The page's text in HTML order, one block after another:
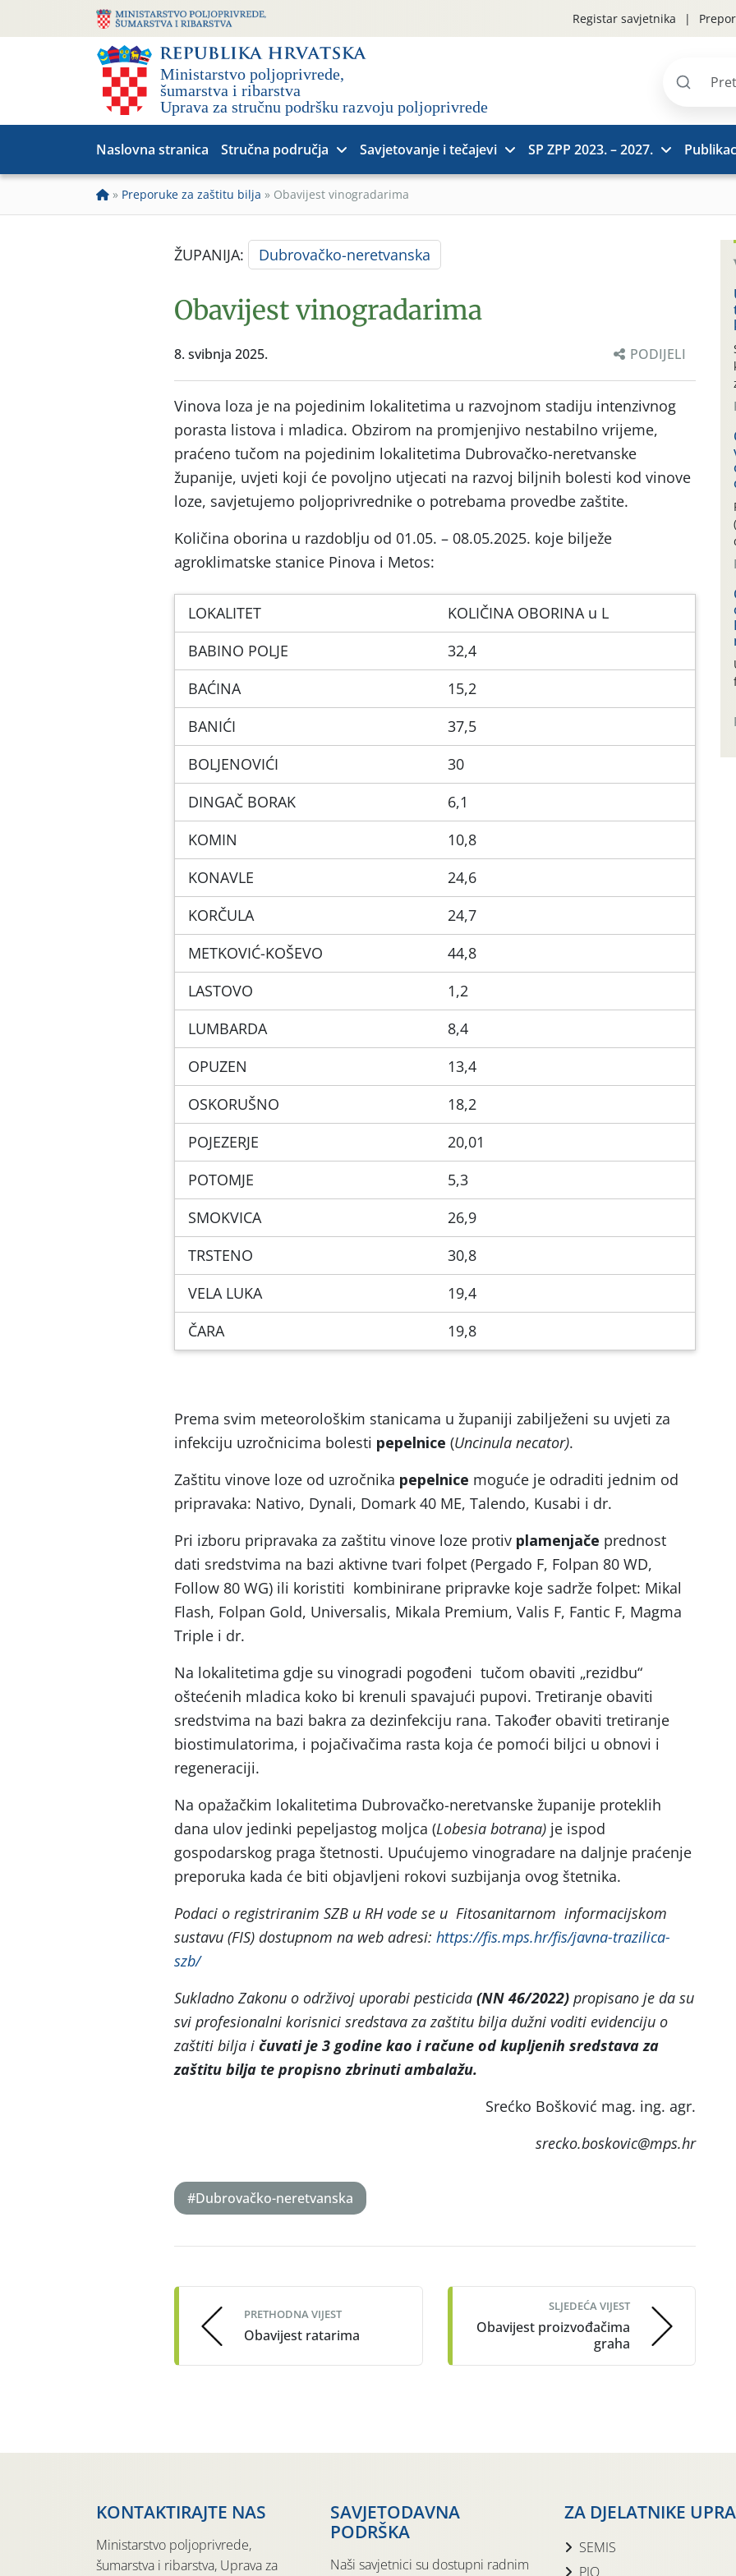
Registar savjetnika
Pretraži
Naslovna stranica Stručna područja Savjetovanje i tečajevi SP ZPP 2023. – 2027.
» Preporuke za zaštitu bilja » Obavijest vinogradarima
ŽUPANIJA: Dubrovačko-neretvanska
Obavijest vinogradarima
8. svibnja 2025. PODIJELI
Vinova loza je na pojedinim lokalitetima u razvojnom stadiju intenzivnog
porasta listova i mladica. Obzirom na promjenjivo nestabilno vrijeme,
praćeno tučom na pojedinim lokalitetima Dubrovačko-neretvanske
županije, uvjeti koji će povoljno utjecati na razvoj biljnih bolesti kod vinove
loze, savjetujemo poljoprivrednike o potrebama provedbe zaštite.
Količina oborina u razdoblju od 01.05. – 08.05.2025. koje bilježe
agroklimatske stanice Pinova i Metos:
LOKALITET
KOLIČINA OBORINA u L
BABINO POLJE
32,4
BAĆINA
15,2
BANIĆI
37,5
BOLJENOVIĆI
30
DINGAČ BORAK
6,1
KOMIN
10,8
KONAVLE
24,6
KORČULA
24,7
METKOVIĆ-KOŠEVO
44,8
LASTOVO
1,2
LUMBARDA
8,4
OPUZEN
13,4
OSKORUŠNO
18,2
POJEZERJE
20,01
POTOMJE
5,3
SMOKVICA
26,9
TRSTENO
30,8
VELA LUKA
19,4
ČARA
19,8
Prema svim meteorološkim stanicama u županiji zabilježeni su uvjeti za
infekciju uzročnicima bolesti pepelnice (Uncinula necator).
Zaštitu vinove loze od uzročnika pepelnice moguće je odraditi jednim od
pripravaka: Nativo, Dynali, Domark 40 ME, Talendo, Kusabi i dr.
Pri izboru pripravaka za zaštitu vinove loze protiv plamenjače prednost
dati sredstvima na bazi aktivne tvari folpet (Pergado F, Folpan 80 WD,
Follow 80 WG) ili koristiti kombinirane pripravke koje sadrže folpet: Mikal
Flash, Folpan Gold, Universalis, Mikala Premium, Valis F, Fantic F, Magma
Triple i dr.
Na lokalitetima gdje su vinogradi pogođeni tučom obaviti „rezidbu“
oštećenih mladica koko bi krenuli spavajući pupovi. Tretiranje obaviti
sredstvima na bazi bakra za dezinfekciju rana. Također obaviti tretiranje
biostimulatorima, i pojačivačima rasta koja će pomoći biljci u obnovi i
regeneraciji.
Na opažačkim lokalitetima Dubrovačko-neretvanske županije proteklih
dana ulov jedinki pepeljastog moljca (Lobesia botrana) je ispod
gospodarskog praga štetnosti. Upućujemo vinogradare na daljnje praćenje
preporuka kada će biti objavljeni rokovi suzbijanja ovog štetnika.
Podaci o registriranim SZB u RH vode se u Fitosanitarnom informacijskom
sustavu (FIS) dostupnom na web adresi: https://fis.mps.hr/fis/javna-trazilica-
szb/
Sukladno Zakonu o održivoj uporabi pesticida (NN 46/2022) propisano je da su
svi profesionalni korisnici sredstava za zaštitu bilja dužni voditi evidenciju o
zaštiti bilja i čuvati je 3 godine kao i račune od kupljenih sredstava za
zaštitu bilja te propisno zbrinuti ambalažu.
Srećko Bošković mag. ing. agr.
srecko.boskovic@mps.hr
#Dubrovačko-neretvanska
navigation
PRETHODNA VIJEST
Obavijest ratarima
SLJEDEĆA VIJEST
Obavijest proizvođačima
graha
KONTAKTIRAJTE NAS
Ministarstvo poljoprivrede,
šumarstva i ribarstva, Uprava za
SAVJETODAVNA
PODRŠKA
Naši savjetnici su dostupni radnim
ZA DJELATNIKE
SEMIS
PIO